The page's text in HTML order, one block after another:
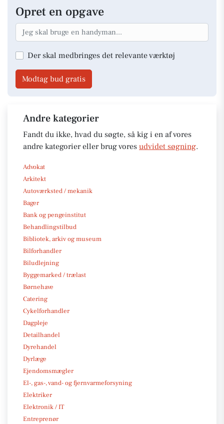
Opret en opgave
Der skal medbringes det relevante værktøj
Modtag bud gratis
Andre kategorier
Fandt du ikke, hvad du søgte, så kig i en af vores
andre kategorier eller brug vores udvidet søgning.
Advokat
Arkitekt
Autoværksted / mekanik
Bager
Bank og pengeinstitut
Behandlingstilbud
Bibliotek, arkiv og museum
Bilforhandler
Biludlejning
Byggemarked / trælast
Børnehave
Catering
Cykelforhandler
Dagpleje
Detailhandel
Dyrehandel
Dyrlæge
Ejendomsmægler
El-, gas-, vand- og fjernvarmeforsyning
Elektriker
Elektronik / IT
Entreprenør